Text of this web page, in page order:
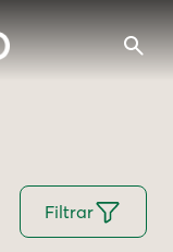
Filtrar